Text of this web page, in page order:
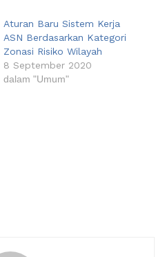
Aturan Baru Sistem Kerja
ASN Berdasarkan Kategori
Zonasi Risiko Wilayah
8 September 2020
dalam "Umum"